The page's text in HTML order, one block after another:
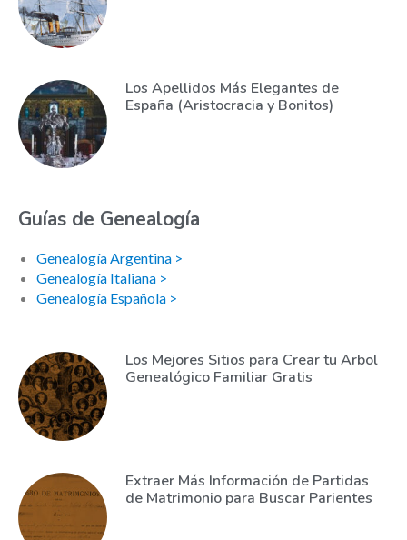
Los Apellidos Más Elegantes de
España (Aristocracia y Bonitos)
Guías de Genealogía
Genealogía Argentina >
Genealogía Italiana >
Genealogía Española >
Los Mejores Sitios para Crear tu Arbol
Genealógico Familiar Gratis
Extraer Más Información de Partidas
de Matrimonio para Buscar Parientes